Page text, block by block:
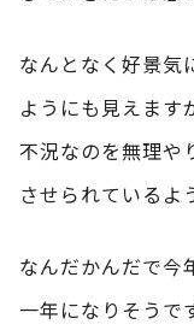
なんとなく好景気
ようにも見えます
不況なのを無理や
させられているよ
なんだかんだで今
一年になりそうで